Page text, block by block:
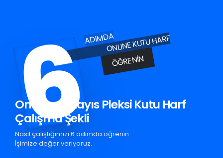
6ADIMDAONLINE KUTU HARF
ÖĞRENIN
Ondokuz Mayıs Pleksi Kutu Harf
Çalışma Şekli
Nasıl çalıştığımızı 6 adımda öğrenin.
İşimize değer veriyoruz.